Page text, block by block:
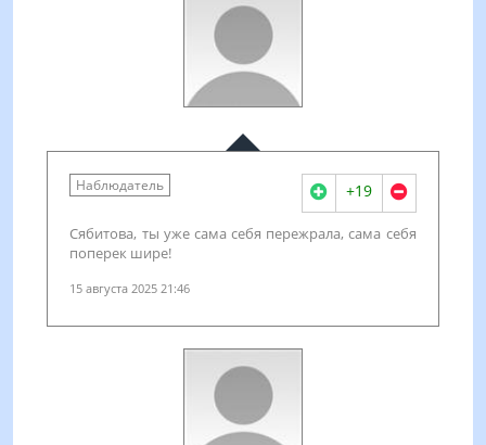
Наблюдатель +19
Сябитова, ты уже сама себя пережрала, сама себя
поперек шире!
15 августа 2025 21:46